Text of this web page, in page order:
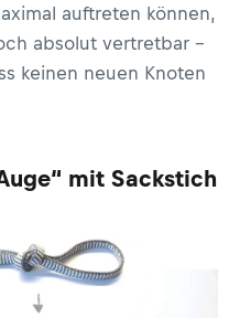
auftreten können,
absolut vertretbar –
keinen neuen Knoten
mit Sackstich